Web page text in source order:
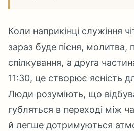
Коли наприкінці служіння
зараз буде пісня, молитва,
спілкування, а друга
11:30, це створює ясність
Люди розуміють, що
губляться в переході між
й легше дотримуються